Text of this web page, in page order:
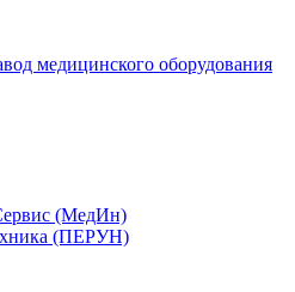
медицинского оборудования
(МедИн)
(ПЕРУН)